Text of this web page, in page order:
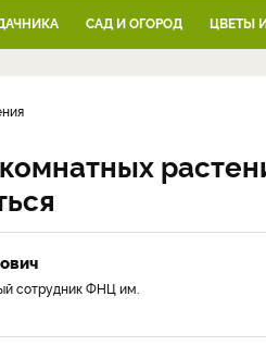
САД И ОГОРОД ЦВЕТЫ
сотрудник ФНЦ им.